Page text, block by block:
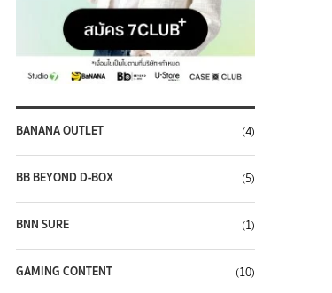
BANANA OUTLET (4)
BB BEYOND D-BOX (5)
BNN SURE (1)
GAMING CONTENT (10)